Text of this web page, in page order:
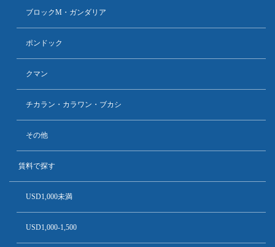
ブロックM・ガンダリア
ポンドック
クマン
チカラン・カラワン・ブカシ
その他
賃料で探す
USD1,000未満
USD1,000-1,500